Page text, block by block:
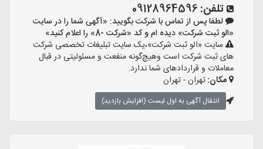
تلفن: 09128964596
لطفا پس از تماس با شرکت بگویید: «آگهی شما را در سایت
«الو ثبت شرکت» دیده ام و کد «شرکت -8» را اعلام کنید»
سایت «الو ثبت شرکت»،یک سایت تبلیغات تخصصی شرکت
های ثبت شرکت است وهیچ‌گونه منفعت و مسئولیتی در قبال
معاملات و قراردادهای شما ندارد.
مکان:تهران - تهران
انتقال آگهی به اول لیست (افزایش بازدید)